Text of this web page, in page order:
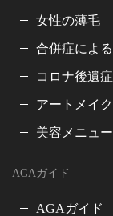
女性の薄毛
合併症によ
コロナ後遺
アートメイク
美容メニュー
AGAガイド
AGAガイド